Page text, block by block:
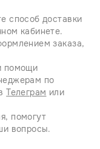
способ доставки
кабинете.
заказа,
помощи
по
Телеграм или
помогут
вопросы.